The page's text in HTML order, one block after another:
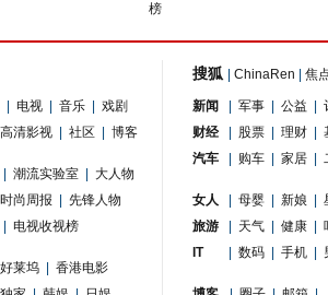
榜
电视 音乐
戏剧
高清影视 社区 博客
潮流实验室
大人物
时尚周报
先锋人物
电视收视榜
好莱坞
香港电影
搜狐 ChinaRen 焦
新闻 军事 公益
财经
股票 理财
汽车
购车 家居
女人 母婴 新娘
旅游
天气 健康
IT
数码 手机